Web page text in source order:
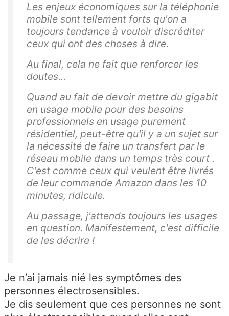
Les enjeux économiques sur la téléphonie
mobile sont tellement forts qu'on a
toujours tendance à vouloir discréditer
ceux qui ont des choses à dire.
Au final, cela ne fait que renforcer les
doutes...
Quand au fait de devoir mettre du gigabit
en usage mobile pour des besoins
professionnels en usage purement
résidentiel, peut-être qu'il y a un sujet sur
la nécessité de faire un transfert par le
réseau mobile dans un temps très court .
C'est comme ceux qui veulent être livrés
de leur commande Amazon dans les 10
minutes, ridicule.
Au passage, j'attends toujours les usages
en question. Manifestement, c'est difficile
de les décrire !
Je n’ai jamais nié les symptômes des
personnes électrosensibles.
Je dis seulement que ces personnes ne sont